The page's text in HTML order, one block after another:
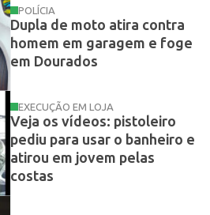
POLÍCIA
Dupla de moto atira contra
homem em garagem e foge
em Dourados
EXECUÇÃO EM LOJA
Veja os vídeos: pistoleiro
pediu para usar o banheiro e
atirou em jovem pelas
costas